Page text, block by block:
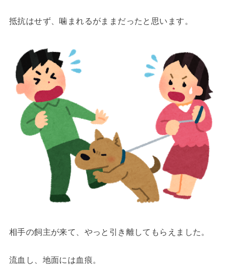
抵抗はせず、噛まれるがままだったと思います。
相手の飼主が来て、やっと引き離してもらえました。
流血し、地面には血痕。